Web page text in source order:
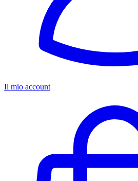
Il mio account